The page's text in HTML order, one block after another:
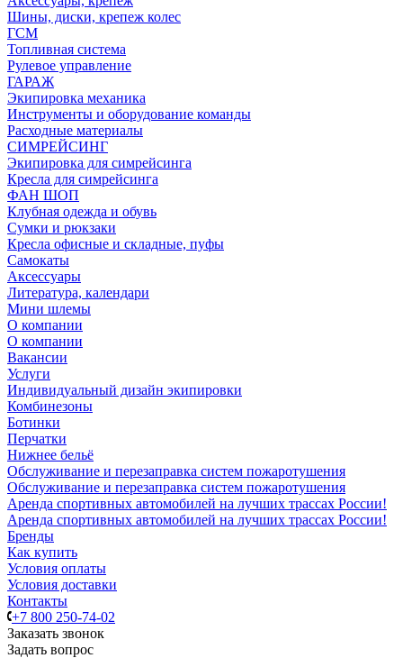
Шины, диски, крепеж колес
ГСМ
Топливная система
Рулевое управление
ГАРАЖ
Экипировка механика
Инструменты и оборудование команды
Расходные материалы
СИМРЕЙСИНГ
Экипировка для симрейсинга
Кресла для симрейсинга
ФАН ШОП
Клубная одежда и обувь
Сумки и рюкзаки
Кресла офисные и складные, пуфы
Самокаты
Аксессуары
Литература, календари
Мини шлемы
О компании
О компании
Вакансии
Услуги
Индивидуальный дизайн экипировки
Комбинезоны
Ботинки
Перчатки
Нижнее бельё
Обслуживание и перезаправка систем пожаротушения
Обслуживание и перезаправка систем пожаротушения
Аренда спортивных автомобилей на лучших трассах России!
Аренда спортивных автомобилей на лучших трассах России!
Бренды
Как купить
Условия оплаты
Условия доставки
Контакты
+7 800 250-74-02
Заказать звонок
Задать вопрос